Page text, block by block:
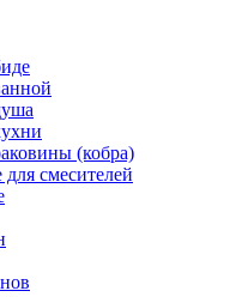
(кобра)
смесителей